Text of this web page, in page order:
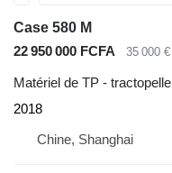
Case 580 M
22 950 000 FCFA
35 000 €
Matériel de TP - tractopelle
2018
Chine, Shanghai